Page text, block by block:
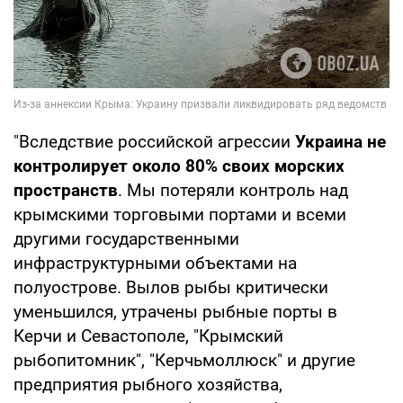
"Вследствие российской агрессии Украина не
контролирует около 80% своих морских
пространств. Мы потеряли контроль над
крымскими торговыми портами и всеми
другими государственными
инфраструктурными объектами на
полуострове. Вылов рыбы критически
уменьшился, утрачены рыбные порты в
Керчи и Севастополе, "Крымский
рыбопитомник", "Керчьмоллюск" и другие
предприятия рыбного хозяйства,